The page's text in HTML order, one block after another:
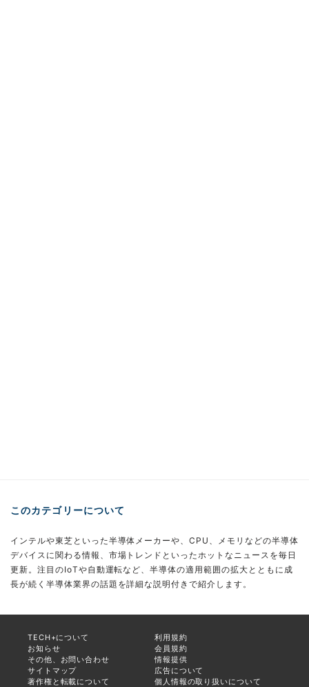
このカテゴリーについて
インテルや東芝といった半導体メーカーや、CPU、メモリなどの半導体
デバイスに関わる情報、市場トレンドといったホットなニュースを毎日
更新。注目のIoTや自動運転など、半導体の適用範囲の拡大とともに成
長が続く半導体業界の話題を詳細な説明付きで紹介します。
TECH+について
利用規約
お知らせ
会員規約
その他、お問い合わせ
情報提供
サイトマップ
広告について
著作権と転載について
個人情報の取り扱いについて